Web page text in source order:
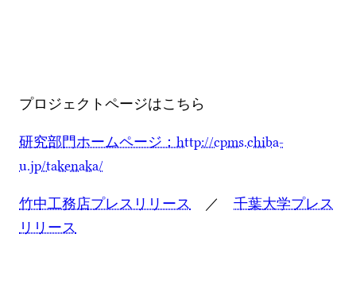
プロジェクトページはこちら
研究部門ホームページ：http://cpms.chiba-
u.jp/takenaka/
竹中工務店プレスリリース ／千葉大学プレス
リリース